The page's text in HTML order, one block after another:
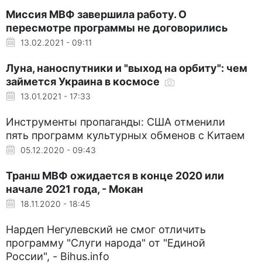
Миссия МВФ завершила работу. О
пересмотре программы не договорились
13.02.2021 - 09:11
Луна, наноспутники и "выход на орбиту": чем
займется Украина в космосе
13.01.2021 - 17:33
Инструменты пропаганды: США отменили
пять программ культурных обменов с Китаем
05.12.2020 - 09:43
Транш МВФ ожидается в конце 2020 или
начале 2021 года, - Мокан
18.11.2020 - 18:45
Нардеп Негулевский не смог отличить
программу "Слуги народа" от "Единой
России", - Bihus.info